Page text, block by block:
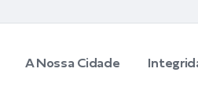
A Nossa Cidade